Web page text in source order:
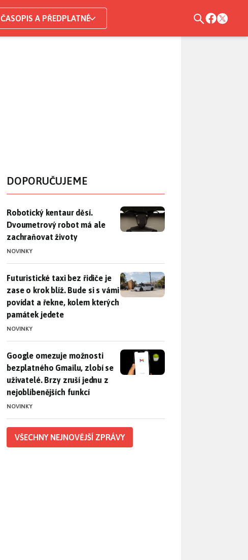
ČASOPIS A PŘEDPLATNÉ
DOPORUČUJEME
Robotický kentaur děsí. Dvoumetrový robot má ale zachraňovat
Robotický kentaur děsí.
Dvoumetrový robot má ale
zachraňovat životy
NOVINKY
Futuristické taxi bez řidiče je zase o krok blíž. Bude si s vámi
Futuristické taxi bez řidiče je
zase o krok blíž. Bude si s vámi
povídat a řekne, kolem kterých
památek jedete
NOVINKY
Google omezuje možnosti bezplatného Gmailu, zlobí se
Google omezuje možnosti
bezplatného Gmailu, zlobí se
uživatelé. Brzy zruší jednu z
nejoblíbenějších funkcí
NOVINKY
VŠECHNY NEJNOVĚJŠÍ ZPRÁVY